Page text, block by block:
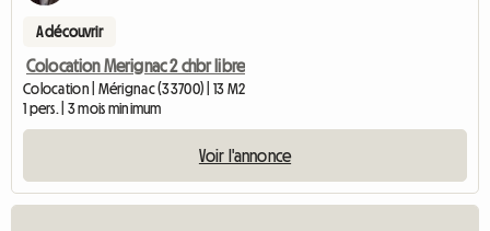
A découvrir
Colocation Merignac 2 chbr libre
Colocation | Mérignac (33700) | 13 M2
1 pers. | 3 mois minimum
Voir l'annonce